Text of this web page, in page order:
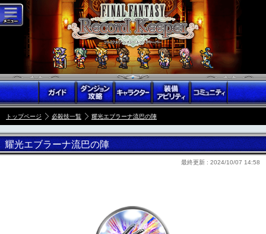
トップページ 必殺技一覧 耀光エブラーナ流巴の陣
耀光エブラーナ流巴の陣
最終更新 : 2024/10/07 14:58